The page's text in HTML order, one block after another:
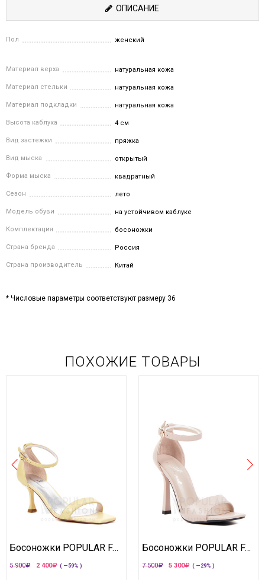
ОПИСАНИЕ
Пол женский
Материал верха натуральная кожа
Материал стельки натуральная кожа
Материал подкладки натуральная кожа
Высота каблука 4 см
Вид застежки пряжка
Вид мыска открытый
Форма мыска квадратный
Сезон лето
Модель обуви на устойчивом каблуке
Комплектация босоножки
Страна бренда Россия
Страна производитель Китай
* Числовые параметры соответствуют размеру 36
ПОХОЖИЕ ТОВАРЫ
Босоножки POPULAR FASHION
5 900 2 400 ( —59% )
Босоножки POPULAR FASHION
7 500 5 300 ( —29% )